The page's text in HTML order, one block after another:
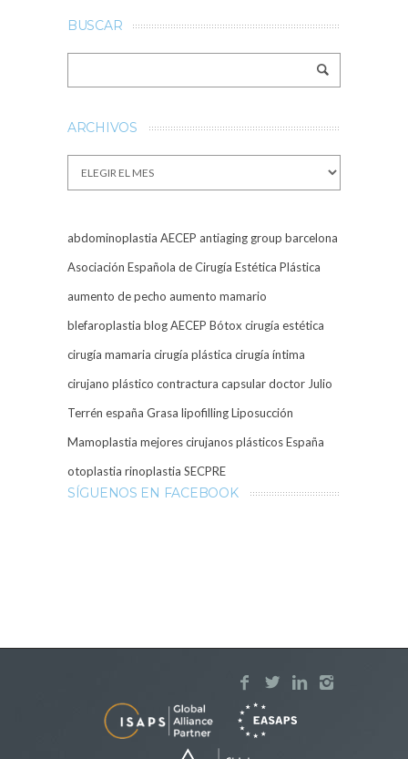
BUSCAR
ARCHIVOS
Archivos
abdominoplastia AECEP antiaging group barcelona
Asociación Española de Cirugía Estética Plástica
aumento de pecho aumento mamario
blefaroplastia blog AECEP Bótox cirugía estética
cirugía mamaria cirugía plástica cirugía íntima
cirujano plástico contractura capsulardoctor Julio
Terrén españa Grasa lipofillingLiposucción
Mamoplastia mejores cirujanos plásticos España
otoplastia rinoplastia SECPRE
SÍGUENOS EN FACEBOOK